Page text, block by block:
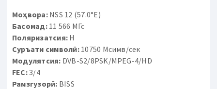
Моҳвора:NSS 12 (57.0°E)
Басомад:11 566 МГс
Поляризатсия: H
Суръати символӣ:10750 Мсимв/сек
Модулятсия: DVB-S2/8PSK/MPEG-4/HD
FEC:3/4
Рамзгузорӣ: BISS